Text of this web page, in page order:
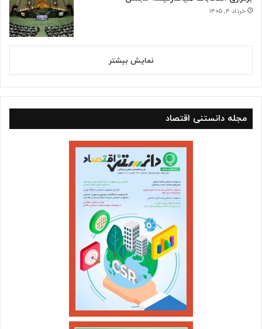
خرداد ۴, ۱۴۰۵
نمایش بیشتر
مجله دانستنی اقتصاد